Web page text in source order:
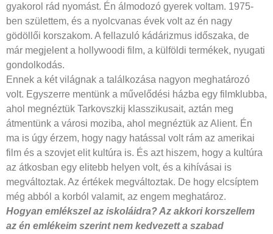
gyakorol rád nyomást. Én álmodozó gyerek voltam. 1975-
ben születtem, és a nyolcvanas évek volt az én nagy
gödöllői korszakom. A fellazuló kádárizmus időszaka, de
már megjelent a hollywoodi film, a külföldi termékek, nyugati
gondolkodás.
Ennek a két világnak a találkozása nagyon meghatározó
volt. Egyszerre mentünk a művelődési házba egy filmklubba,
ahol megnéztük Tarkovszkij klasszikusait, aztán meg
átmentünk a városi moziba, ahol megnéztük az Alient. Én
ma is úgy érzem, hogy nagy hatással volt rám az amerikai
film és a szovjet elit kultúra is. És azt hiszem, hogy a kultúra
az átkosban egy elitebb helyen volt, és a kihívásai is
megváltoztak. Az értékek megváltoztak. De hogy elcsíptem
még abból a korból valamit, az engem meghatároz.
Hogyan emlékszel az iskoláidra?Az akkori korszellem
az én emlékeim szerint nem kedvezett a szabad